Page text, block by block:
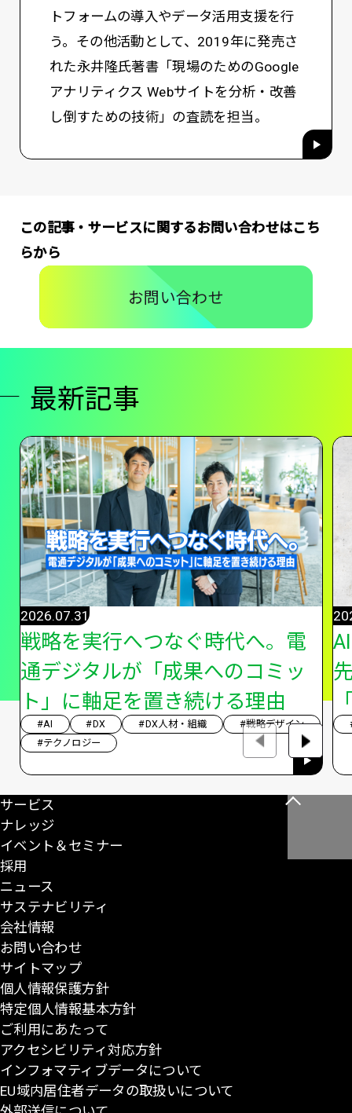
トフォームの導入やデータ活用支援を行
う。その他活動として、2019年に発売さ
れた永井隆氏著書「現場のためのGoogle
アナリティクス Webサイトを分析・改善
し倒すための技術」の査読を担当。
この記事・サービスに関するお問い合わせはこち
らから
お問い合わせ
最新記事
戦略を実行へつなぐ時代へ。電
通デジタルが「成果へのコミッ
ト」に軸足を置き続ける理由
2026.07.31
#AI #DX #DX人材・組織
#戦略デザイン
#テクノロジー
こ
サービス
ナレッジ
イベント＆セミナー
採用
ニュース
サステナビリティ
会社情報
お問い合わせ
サイトマップ
個人情報保護方針
特定個人情報基本方針
ご利用にあたって
アクセシビリティ対応方針
インフォマティブデータについて
EU域内居住者データの取扱いについて